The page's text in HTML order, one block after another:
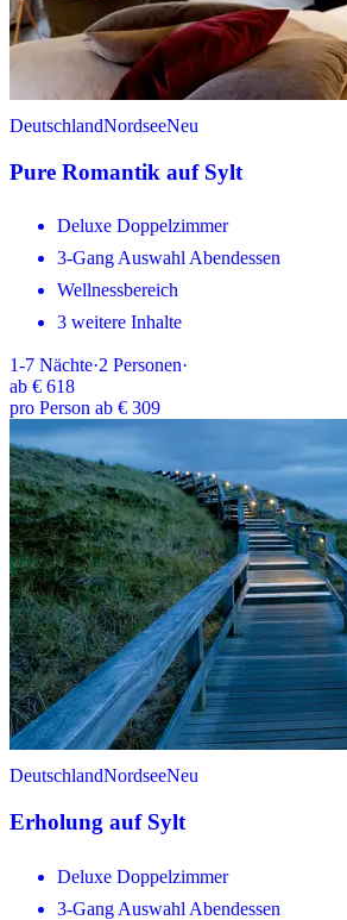
DeutschlandNordseeNeu
Pure Romantik auf Sylt
Deluxe Doppelzimmer
3-Gang Auswahl Abendessen
Wellnessbereich
3 weitere Inhalte
1-7 Nächte·2 Personen·
ab € 618
pro Person ab € 309
DeutschlandNordseeNeu
Erholung auf Sylt
Deluxe Doppelzimmer
3-Gang Auswahl Abendessen